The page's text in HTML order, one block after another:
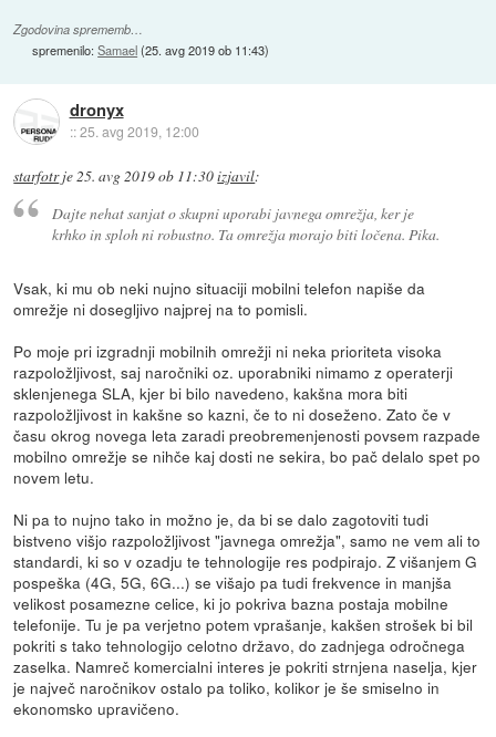
Zgodovina sprememb…
spremenilo:Samael(25. avg 2019 ob 11:43)
dronyx
::25. avg 2019, 12:00
starfotrje25. avg 2019 ob 11:30izjavil:
Dajte nehat sanjat o skupni uporabi javnega omrežja, ker je
krhko in sploh ni robustno. Ta omrežja morajo biti ločena. Pika.
Vsak, ki mu ob neki nujno situaciji mobilni telefon napiše da
omrežje ni dosegljivo najprej na to pomisli.
Po moje pri izgradnji mobilnih omrežji ni neka prioriteta visoka
razpoložljivost, saj naročniki oz. uporabniki nimamo z operaterji
sklenjenega SLA, kjer bi bilo navedeno, kakšna mora biti
razpoložljivost in kakšne so kazni, če to ni doseženo. Zato če v
času okrog novega leta zaradi preobremenjenosti povsem razpade
mobilno omrežje se nihče kaj dosti ne sekira, bo pač delalo spet po
novem letu.
Ni pa to nujno tako in možno je, da bi se dalo zagotoviti tudi
bistveno višjo razpoložljivost "javnega omrežja", samo ne vem ali to
standardi, ki so v ozadju te tehnologije res podpirajo. Z višanjem G
pospeška (4G, 5G, 6G...) se višajo pa tudi frekvence in manjša
velikost posamezne celice, ki jo pokriva bazna postaja mobilne
telefonije. Tu je pa verjetno potem vprašanje, kakšen strošek bi bil
pokriti s tako tehnologijo celotno državo, do zadnjega odročnega
zaselka. Namreč komercialni interes je pokriti strnjena naselja, kjer
je največ naročnikov ostalo pa toliko, kolikor je še smiselno in
ekonomsko upravičeno.